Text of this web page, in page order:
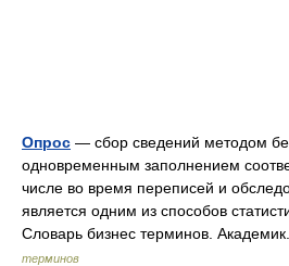
Опрос — сбор сведений методом
одновременным заполнением
числе во время переписей и
является одним из способов
Словарь бизнес терминов.
терминов